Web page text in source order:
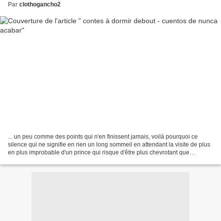
Par clothogancho2
... un peu comme des points qui n'en finissent jamais, voilà pourquoi ce
silence qui ne signifie en rien un long sommeil en attendant la visite de plus
en plus improbable d'un prince qui risque d'être plus chevrotant que